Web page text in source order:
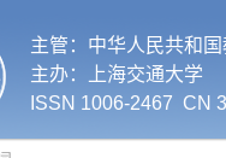
主管：中华人民共和
主办：上海交通大学
ISSN 1006-2467 CN